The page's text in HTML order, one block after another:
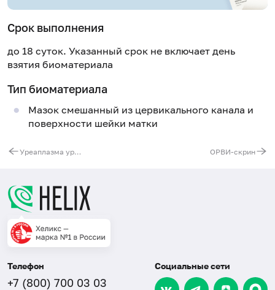
Срок выполнения
до 18 суток. Указанный срок не включает день
взятия биоматериала
Тип биоматериала
Мазок смешанный из цервикального канала и
поверхности шейки матки
Уреаплазма уреалитикум (Ureaplasma urealyticum), ДНК [реал-тайм ПЦР], количественно ОРВИ-скрин
Телефон
+7 (800) 700 03 03
Социальные сети